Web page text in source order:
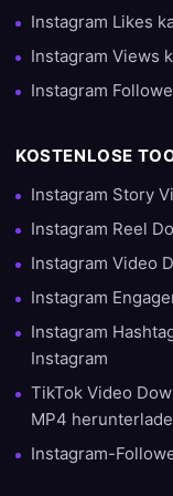
Instagram Likes
Instagram Views
Instagram
KOSTENLOSE
Instagram Story
Instagram Reel
Instagram Video
Instagram
Instagram
Instagram
TikTok Video
MP4
Instagram-